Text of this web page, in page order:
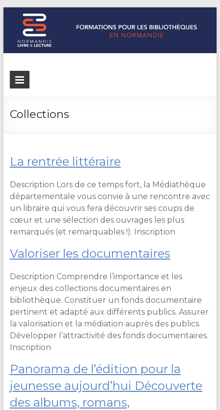
Formations
bibliothèques
Normandie
Livre &
répertorie les
de
Normandie
Collections
La rentrée littéraire
Description Lors de ce temps fort, la Médiathèque
départementale vous convie à une rencontre avec
un libraire qui vous fera découvrir ses coups de
cœur et une sélection des ouvrages les plus
remarqués (et remarquables !). Inscription
Valoriser les documentaires
Description Comprendre l’importance et les
enjeux des collections documentaires en
bibliothèque. Constituer un fonds documentaire
pertinent et adapté aux différents publics. Assurer
la valorisation et la médiation auprès des publics.
Développer l’attractivité des fonds documentaires.
Inscription
Panorama de l’édition pour la
jeunesse aujourd’hui Découverte
des albums, romans,